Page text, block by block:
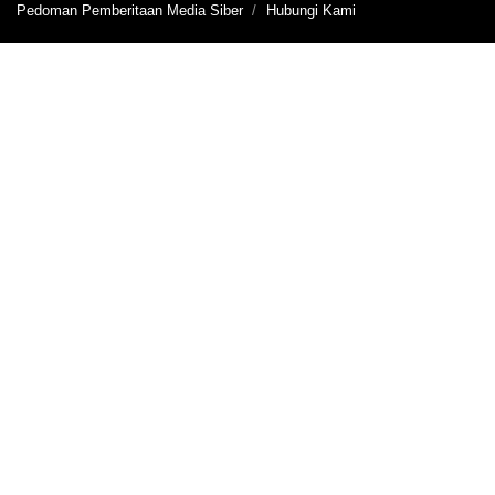
Pedoman Pemberitaan Media Siber
Hubungi Kami